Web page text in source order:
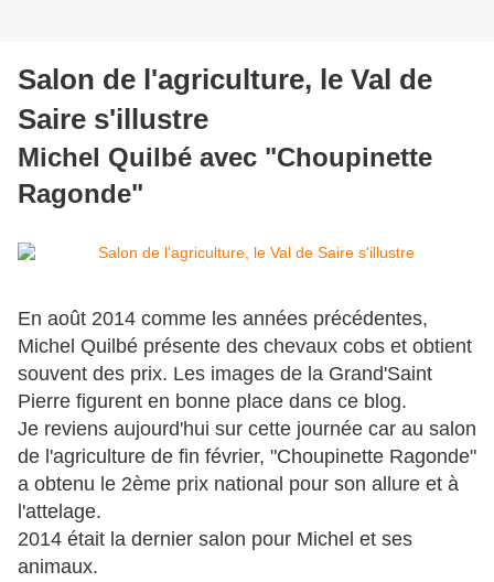
Salon de l'agriculture, le Val de
Saire s'illustre
Michel Quilbé avec "Choupinette
Ragonde"
En août 2014 comme les années précédentes,
Michel Quilbé présente des chevaux cobs et obtient
souvent des prix. Les images de la Grand'Saint
Pierre figurent en bonne place dans ce blog.
Je reviens aujourd'hui sur cette journée car au salon
de l'agriculture de fin février, "Choupinette Ragonde"
a obtenu le 2ème prix national pour son allure et à
l'attelage.
2014 était la dernier salon pour Michel et ses
animaux.